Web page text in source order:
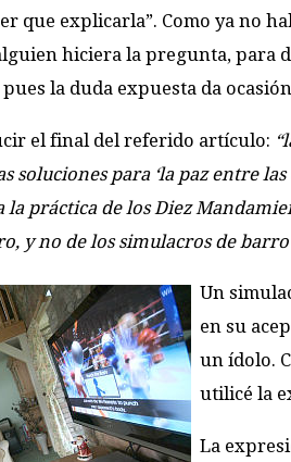
que explicarla”. Como ya no
hiciera la pregunta, para
la duda expuesta da
el final del referido artículo:
soluciones para ‘la paz entre
práctica de los Diez
y no de los simulacros de
Un
en su
un ídolo.
utilicé la
La